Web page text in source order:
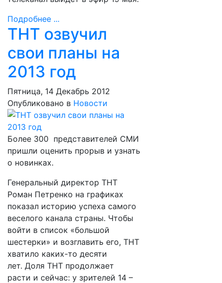
Подробнее ...
ТНТ озвучил
свои планы на
2013 год
Пятница, 14 Декабрь 2012
Опубликовано в Новости
Более 300 представителей СМИ
пришли оценить прорыв и узнать
о новинках.
Генеральный директор ТНТ
Роман Петренко на графиках
показал историю успеха самого
веселого канала страны. Чтобы
войти в список «большой
шестерки» и возглавить его, ТНТ
хватило каких-то десяти
лет. Доля ТНТ продолжает
расти и сейчас: у зрителей 14 –